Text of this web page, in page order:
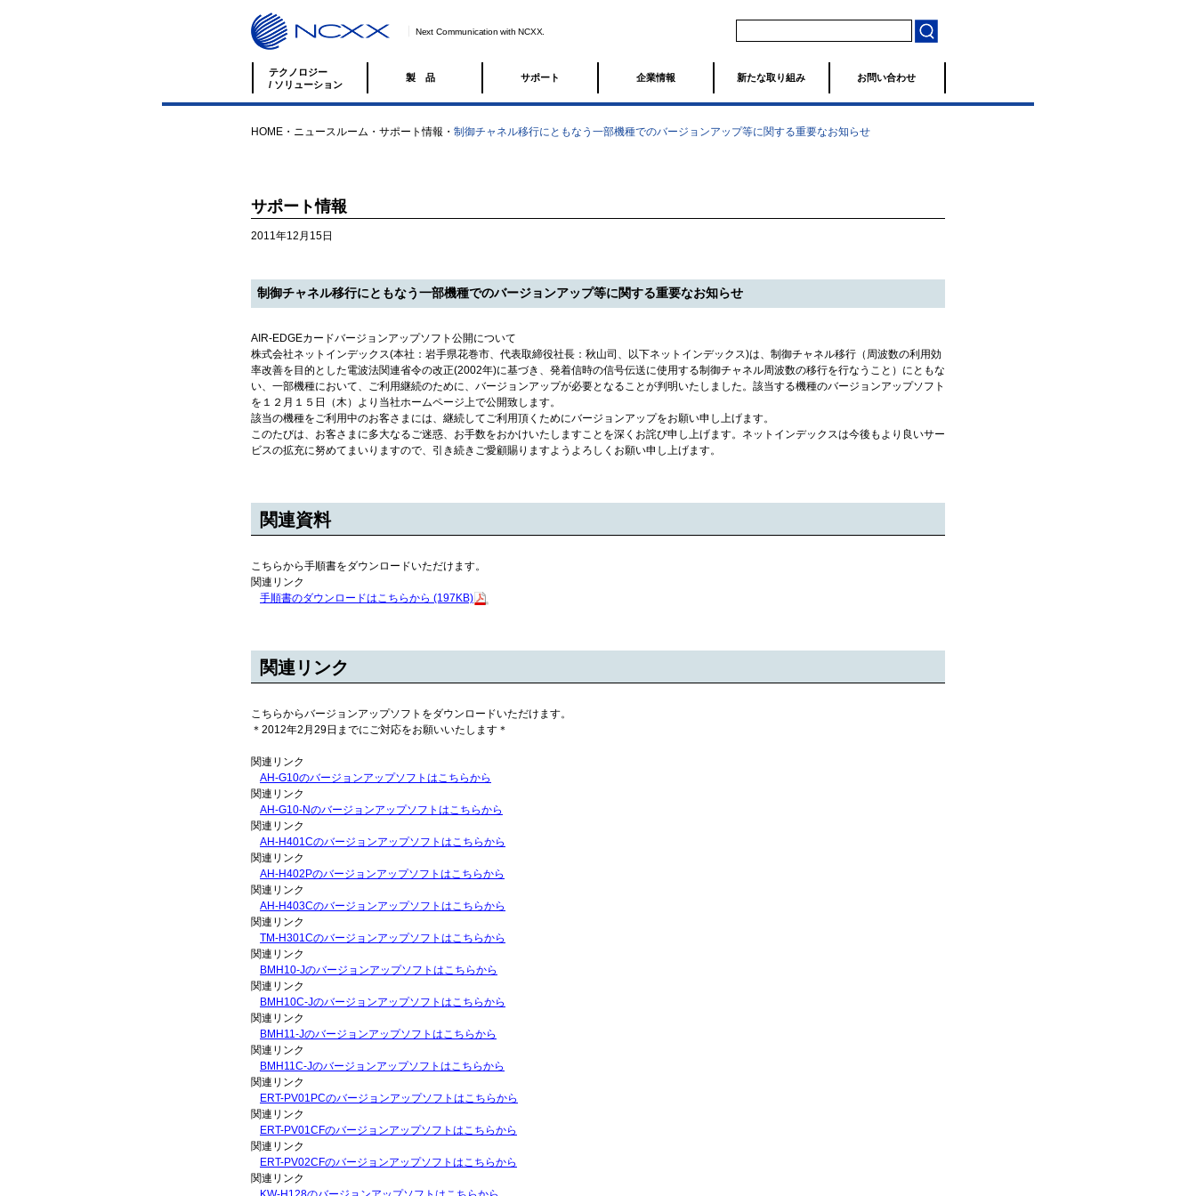
Next Communication with NCXX.
テクノロジー
/ ソリューション
製品 サポート 企業情報 新たな取り組み お問い合わせ
HOME ・ ニュースルーム ・ サポート情報 ・ 制御チャネル移行にともなう一部機種でのバージョンアップ等に関する重要なお知らせ
サポート情報
2011年12月15日
制御チャネル移行にともなう一部機種でのバージョンアップ等に関する重要なお知らせ
AIR-EDGEカードバージョンアップソフト公開について
株式会社ネットインデックス(本社：岩手県花巻市、代表取締役社長：秋山司、以下ネットインデックス)は、制御チャネル移行（周波数の利用効
率改善を目的とした電波法関連省令の改正(2002年)に基づき、発着信時の信号伝送に使用する制御チャネル周波数の移行を行なうこと）にともな
い、一部機種において、ご利用継続のために、バージョンアップが必要となることが判明いたしました。該当する機種のバージョンアップソフト
を１２月１５日（木）より当社ホームページ上で公開致します。
該当の機種をご利用中のお客さまには、継続してご利用頂くためにバージョンアップをお願い申し上げます。
このたびは、お客さまに多大なるご迷惑、お手数をおかけいたしますことを深くお詫び申し上げます。ネットインデックスは今後もより良いサー
ビスの拡充に努めてまいりますので、引き続きご愛顧賜りますようよろしくお願い申し上げます。
関連資料
こちらから手順書をダウンロードいただけます。
関連リンク
手順書のダウンロードはこちらから (197KB)
関連リンク
こちらからバージョンアップソフトをダウンロードいただけます。
＊2012年2月29日までにご対応をお願いいたします＊
関連リンク
AH-G10のバージョンアップソフトはこちらから
関連リンク
AH-G10-Nのバージョンアップソフトはこちらから
関連リンク
AH-H401Cのバージョンアップソフトはこちらから
関連リンク
AH-H402Pのバージョンアップソフトはこちらから
関連リンク
AH-H403Cのバージョンアップソフトはこちらから
関連リンク
TM-H301Cのバージョンアップソフトはこちらから
関連リンク
BMH10-Jのバージョンアップソフトはこちらから
関連リンク
BMH10C-Jのバージョンアップソフトはこちらから
関連リンク
BMH11-Jのバージョンアップソフトはこちらから
関連リンク
BMH11C-Jのバージョンアップソフトはこちらから
関連リンク
ERT-PV01PCのバージョンアップソフトはこちらから
関連リンク
ERT-PV01CFのバージョンアップソフトはこちらから
関連リンク
ERT-PV02CFのバージョンアップソフトはこちらから
関連リンク